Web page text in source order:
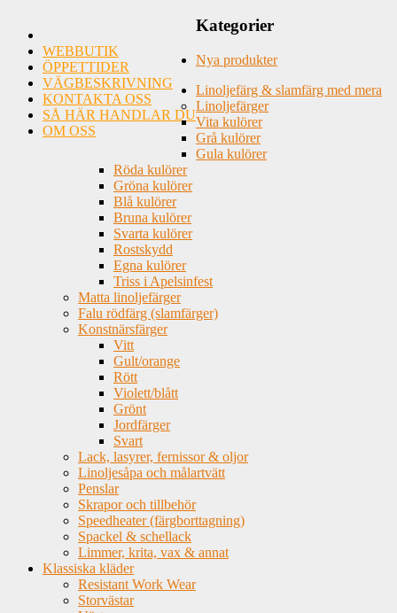
WEBBUTIK
ÖPPETTIDER
VÄGBESKRIVNING
KONTAKTA OSS
SÅ HÄR HANDLAR DU
OM OSS
Kategorier
Nya produkter
Linoljefärg & slamfärg med mera
Linoljefärger
Vita kulörer
Grå kulörer
Gula kulörer
Röda kulörer
Gröna kulörer
Blå kulörer
Bruna kulörer
Svarta kulörer
Rostskydd
Egna kulörer
Triss i Apelsinfest
Matta linoljefärger
Falu rödfärg (slamfärger)
Konstnärsfärger
Vitt
Gult/orange
Rött
Violett/blått
Grönt
Jordfärger
Svart
Lack, lasyrer, fernissor & oljor
Linoljesåpa och målartvätt
Penslar
Skrapor och tillbehör
Speedheater (färgborttagning)
Spackel & schellack
Limmer, krita, vax & annat
Klassiska kläder
Resistant Work Wear
Storvästar